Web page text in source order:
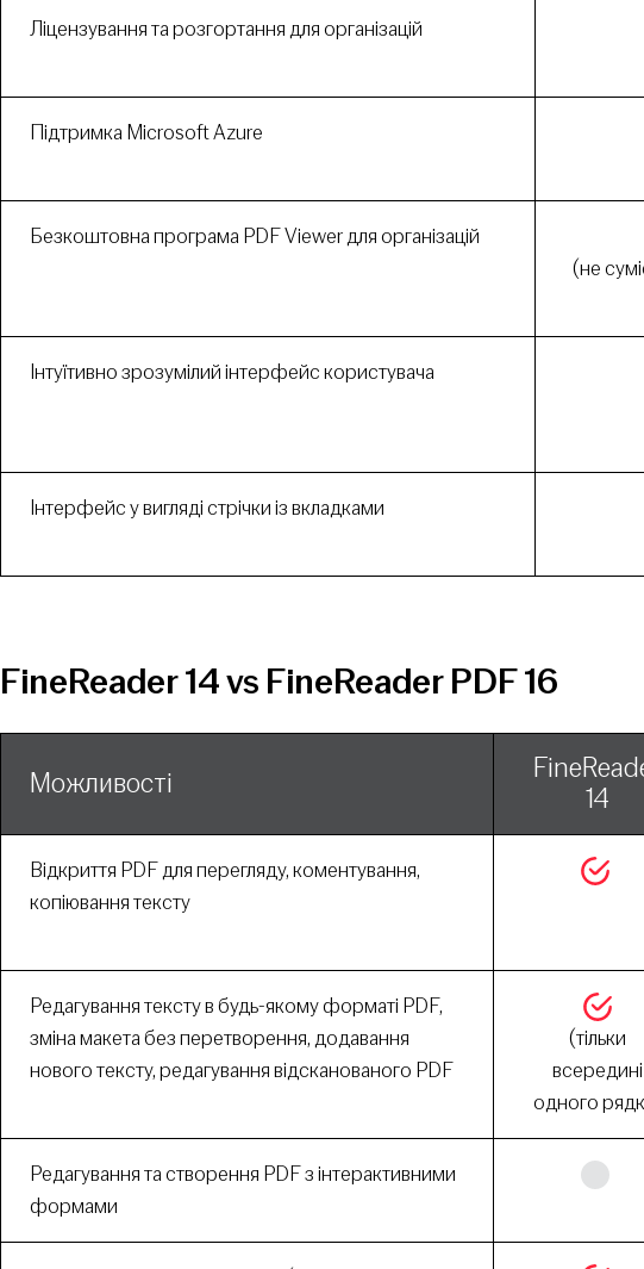
Ліцензування та розгортання для організацій
Підтримка Microsoft Azure
Безкоштовна програма PDF Viewer для організацій
(не
Інтуїтивно зрозумілий інтерфейс користувача
Інтерфейс у вигляді стрічки із вкладками
FineReader 14 vs FineReader PDF 16
Можливості
14
Відкриття PDF для перегляду, коментування,
копіювання тексту
Редагування тексту в будь-якому форматі PDF,
зміна макета без перетворення, додавання
нового тексту, редагування відсканованого PDF
(тільки
всередині
одного
Редагування та створення PDF з інтерактивними
формами